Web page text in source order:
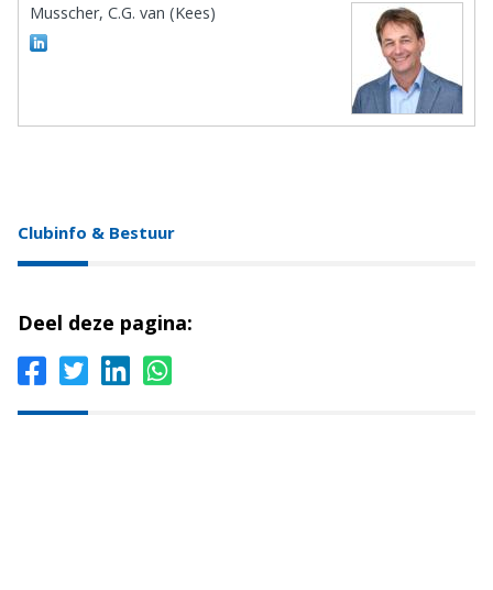
Musscher, C.G. van (Kees)
Clubinfo & Bestuur
Deel deze pagina: